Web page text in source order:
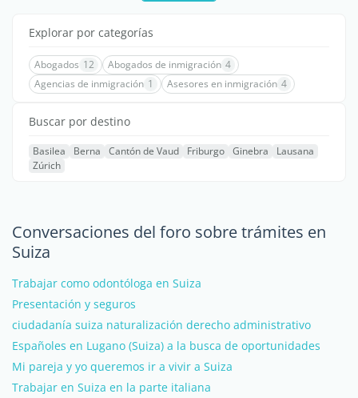
Explorar por categorías
Abogados 12 Abogados de inmigración 4
Agencias de inmigración 1 Asesores en inmigración 4
Buscar por destino
Basilea Berna Cantón de Vaud Friburgo Ginebra
Lausana
Zúrich
Conversaciones del foro sobre trámites en
Suiza
Trabajar como odontóloga en Suiza
Presentación y seguros
ciudadanía suiza naturalización derecho administrativo
Españoles en Lugano (Suiza) a la busca de oportunidades
Mi pareja y yo queremos ir a vivir a Suiza
Trabajar en Suiza en la parte italiana